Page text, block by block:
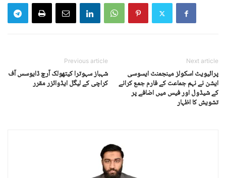
Previous article
شہباز سہوترا کیتھولک آرچ ڈایوسس آف
کراچی کے لیگل ایڈوائزر مقرر
Next article
پرائیویٹ اسکولز مینجمنٹ ایسوسی
ایشن نے نہم جماعت کے فارم جمع کرانے
کے شیڈول اور فیس میں اضافے پر
تشویش کا اظہار